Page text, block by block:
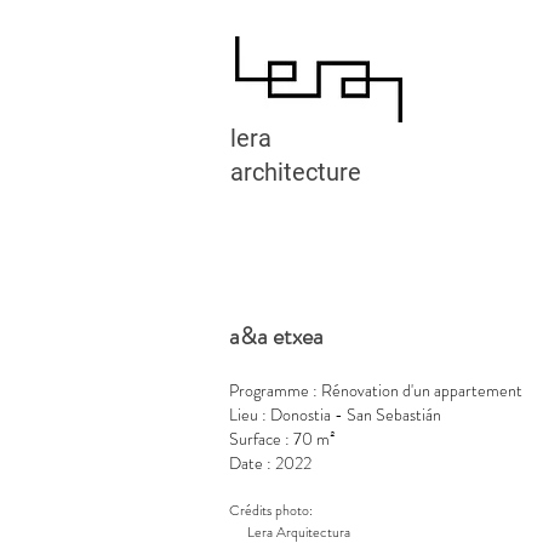
lera
architecture
a&a etxea
Programme : Rénovation d'un appartement
Lieu : Donostia - San Sebastián
Surface : 70 m²
Date : 2022
Crédits photo:
Lera Arquitectura